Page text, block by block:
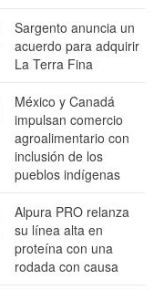
Sargento anuncia un
acuerdo para adquirir
La Terra Fina
México y Canadá
impulsan comercio
agroalimentario con
inclusión de los
pueblos indígenas
Alpura PRO relanza
su línea alta en
proteína con una
rodada con causa